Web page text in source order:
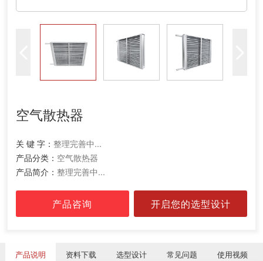
空气散热器
关 键 字： 整理完善中...
产品分类： 空气散热器
产品简介： 整理完善中...
产品咨询 开启您的选型设计
产品说明 资料下载 选型设计 常见问题 使用视频